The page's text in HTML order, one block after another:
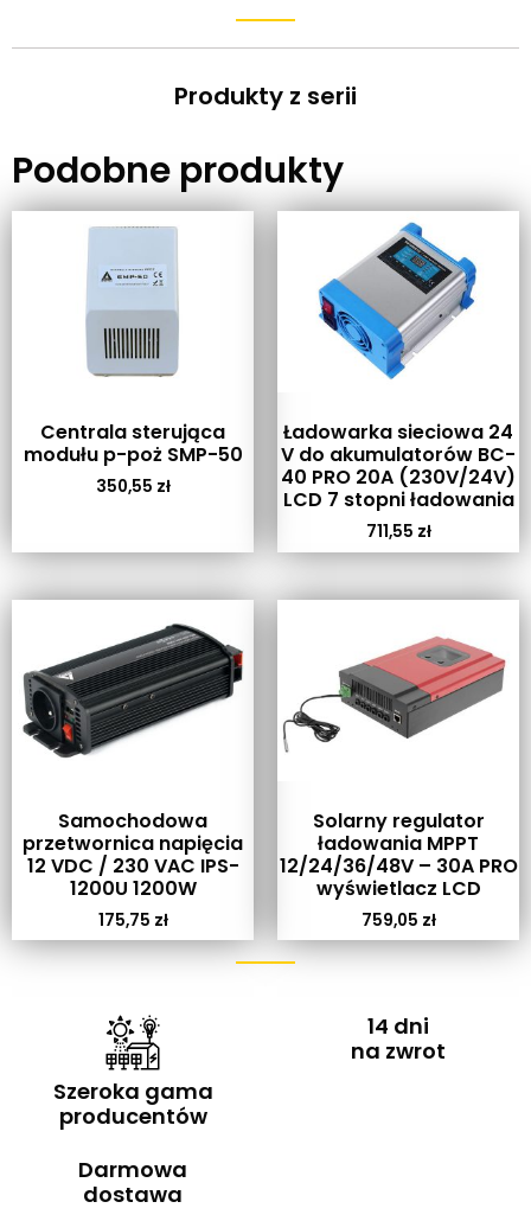
Produkty z serii
Podobne produkty
Centrala sterująca
modułu p-poż SMP-50
350,55 zł
Ładowarka sieciowa 24
V do akumulatorów BC-
40 PRO 20A (230V/24V)
LCD 7 stopni ładowania
711,55 zł
Samochodowa
przetwornica napięcia
12 VDC / 230 VAC IPS-
1200U 1200W
175,75 zł
Solarny regulator
ładowania MPPT
12/24/36/48V – 30A PRO
wyświetlacz LCD
759,05 zł
Szeroka gama
producentów
14 dni
na zwrot
Darmowa
dostawa